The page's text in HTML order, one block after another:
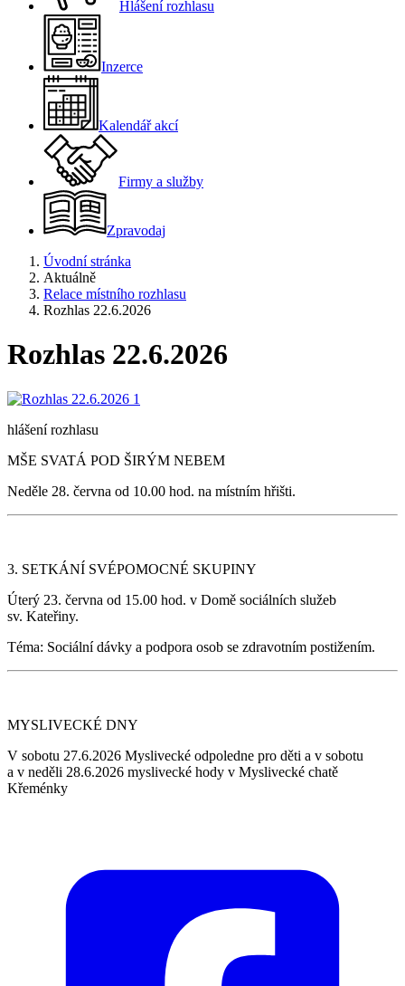
Hlášení rozhlasu
Inzerce
Kalendář akcí
Firmy a služby
Zpravodaj
Úvodní stránka
Aktuálně
Relace místního rozhlasu
Rozhlas 22.6.2026
Rozhlas 22.6.2026
hlášení rozhlasu
MŠE SVATÁ POD ŠIRÝM NEBEM
Neděle 28. června od 10.00 hod. na místním hřišti.
3. SETKÁNÍ SVÉPOMOCNÉ SKUPINY
Úterý 23. června od 15.00 hod. v Domě sociálních služeb
sv. Kateřiny.
Téma: Sociální dávky a podpora osob se zdravotním postižením.
MYSLIVECKÉ DNY
V sobotu 27.6.2026 Myslivecké odpoledne pro děti a v sobotu
a v neděli 28.6.2026 myslivecké hody v Myslivecké chatě
Křeménky